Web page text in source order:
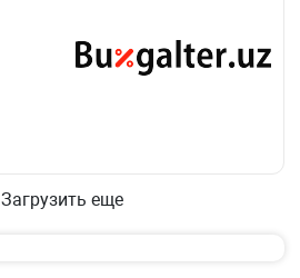
Загрузить еще